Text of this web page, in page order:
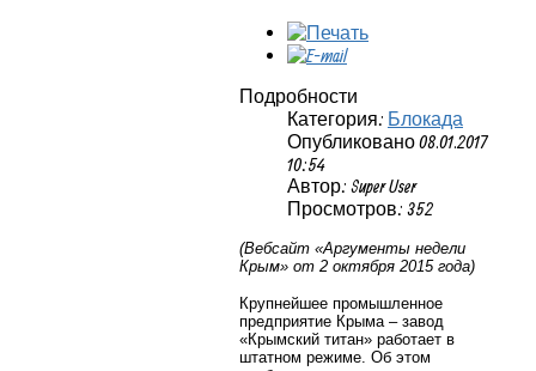
Подробности
Категория: Блокада
Опубликовано 08.01.2017
10:54
Автор: Super User
Просмотров: 352
(Вебсайт «Аргументы недели
Крым» от 2 октября 2015 года)
Крупнейшее промышленное
предприятие Крыма – завод
«Крымский титан» работает в
штатном режиме. Об этом